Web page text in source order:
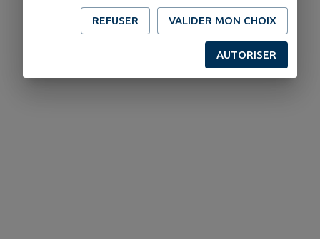
Télécharger la pièce jointe
REFUSER VALIDER MON CHOIX
AUTORISER